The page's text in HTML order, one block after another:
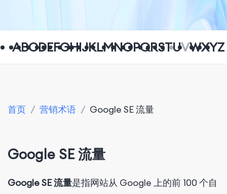
ABCDEFGHIJKLMNOPQRSTUVWXYZ
首页 / 营销术语 / Google SE 流量
Google SE 流量
Google SE 流量是指网站从 Google 上的前 100 个自